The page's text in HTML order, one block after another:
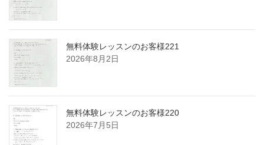
無料体験レッスンのお客様221
2026年8月2日
無料体験レッスンのお客様220
2026年7月5日